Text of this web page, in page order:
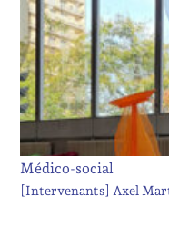
Médico-social
[Intervenants]Axel